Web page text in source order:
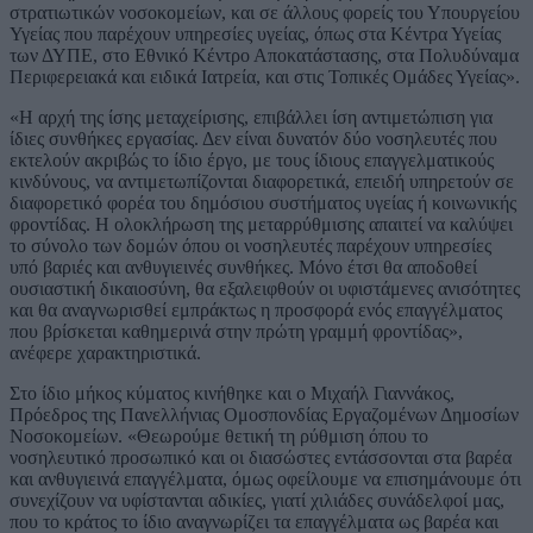
στρατιωτικών νοσοκομείων, και σε άλλους φορείς του Υπουργείου
Υγείας που παρέχουν υπηρεσίες υγείας, όπως στα Κέντρα Υγείας
των ΔΥΠΕ, στο Εθνικό Κέντρο Αποκατάστασης, στα Πολυδύναμα
Περιφερειακά και ειδικά Ιατρεία, και στις Τοπικές Ομάδες Υγείας».
«Η αρχή της ίσης μεταχείρισης, επιβάλλει ίση αντιμετώπιση για
ίδιες συνθήκες εργασίας. Δεν είναι δυνατόν δύο νοσηλευτές που
εκτελούν ακριβώς το ίδιο έργο, με τους ίδιους επαγγελματικούς
κινδύνους, να αντιμετωπίζονται διαφορετικά, επειδή υπηρετούν σε
διαφορετικό φορέα του δημόσιου συστήματος υγείας ή κοινωνικής
φροντίδας. Η ολοκλήρωση της μεταρρύθμισης απαιτεί να καλύψει
το σύνολο των δομών όπου οι νοσηλευτές παρέχουν υπηρεσίες
υπό βαριές και ανθυγιεινές συνθήκες. Μόνο έτσι θα αποδοθεί
ουσιαστική δικαιοσύνη, θα εξαλειφθούν οι υφιστάμενες ανισότητες
και θα αναγνωρισθεί εμπράκτως η προσφορά ενός επαγγέλματος
που βρίσκεται καθημερινά στην πρώτη γραμμή φροντίδας»,
ανέφερε χαρακτηριστικά.
Στο ίδιο μήκος κύματος κινήθηκε και ο Μιχαήλ Γιαννάκος,
Πρόεδρος της Πανελλήνιας Ομοσπονδίας Εργαζομένων Δημοσίων
Νοσοκομείων. «Θεωρούμε θετική τη ρύθμιση όπου το
νοσηλευτικό προσωπικό και οι διασώστες εντάσσονται στα βαρέα
και ανθυγιεινά επαγγέλματα, όμως οφείλουμε να επισημάνουμε ότι
συνεχίζουν να υφίστανται αδικίες, γιατί χιλιάδες συνάδελφοί μας,
που το κράτος το ίδιο αναγνωρίζει τα επαγγέλματα ως βαρέα και